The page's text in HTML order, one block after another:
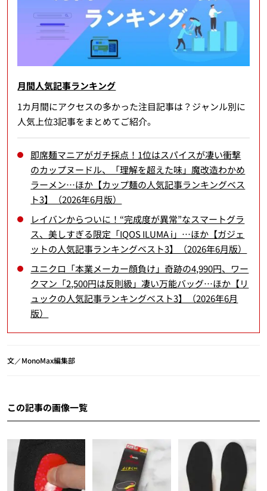
月間人気記事ランキング
1カ月間にアクセスの多かった注目記事は？ジャンル別に
人気上位3記事をまとめてご紹介。
即席麺マニアがガチ採点！1位はスパイスが凄い衝撃
のカップヌードル、「理解を超えた味」魔改造わかめ
ラーメン…ほか【カップ麺の人気記事ランキングベス
ト3】（2026年6月版）
レイバンからついに！“完成度が異常”なスマートグラ
ス、美しすぎる限定「IQOS ILUMA i」…ほか【ガジェ
ットの人気記事ランキングベスト3】（2026年6月版）
ユニクロ「本業メーカー顔負け」奇跡の4,990円、ワー
クマン「2,500円は反則級」凄い万能バッグ…ほか【リ
ュックの人気記事ランキングベスト3】（2026年6月
版）
文／MonoMax編集部
この記事の画像一覧